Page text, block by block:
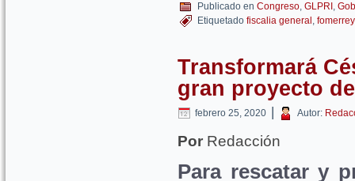
Publicado en Congreso, GLPRI ,
Etiquetado fiscalia general , fomerrey
Transformará
gran proyecto
febrero 25, 2020 | Autor:
Por Redacción
Para rescatar y